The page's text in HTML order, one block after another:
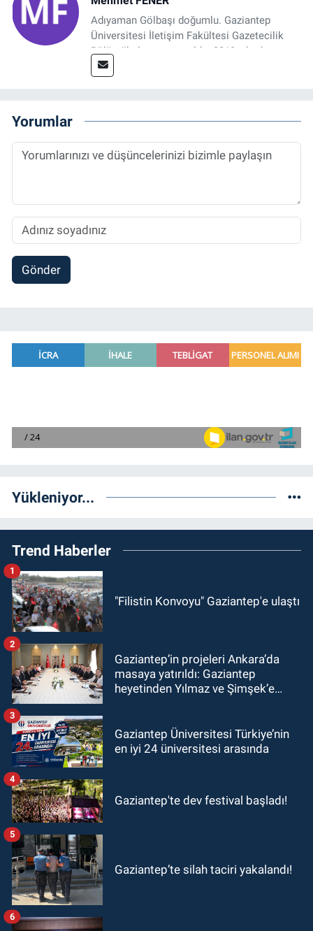
Adıyaman Gölbaşı doğumlu. Gaziantep
Üniversitesi İletişim Fakültesi Gazetecilik
Bölümü’nden mezun oldu. 2019 yılında
başladığı gazetecilik mesleğinde, muhabir,
Sorumlu Haber Editörü' olarak devam
etmektedir.
Yorumlar
Gönder
Yükleniyor...
Trend Haberler
"Filistin Konvoyu" Gaziantep'e ulaştı
1
Gaziantep’in projeleri Ankara’da
masaya yatırıldı: Gaziantep
heyetinden Yılmaz ve Şimşek’e
2
Gaziantep Üniversitesi Türkiye’nin
en iyi 24 üniversitesi arasında
3
Gaziantep'te dev festival başladı!
4
Gaziantep’te silah taciri yakalandı!
5
6